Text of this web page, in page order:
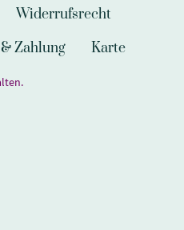
Widerrufsrecht
Zahlung Karte